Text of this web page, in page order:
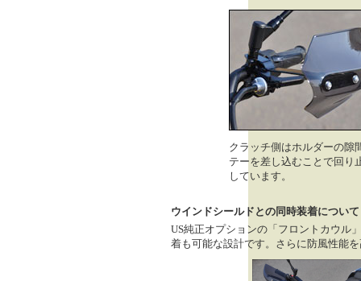
クラッチ側はホルダーの隙
テーを差し込むことで回り
しています。
ウインドシールドとの同時装着について
US純正オプションの「フロントカウル」
着も可能な設計です。さらに防風性能